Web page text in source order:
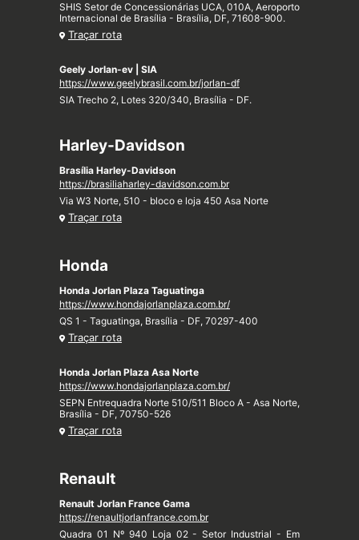
SHIS Setor de Concessionárias UCA, 010A, Aeroporto
Internacional de Brasília - Brasília, DF, 71608-900.
Traçar rota
Geely Jorlan-ev | SIA
https://www.geelybrasil.com.br/jorlan-df
SIA Trecho 2, Lotes 320/340, Brasília - DF.
Harley-Davidson
Brasília Harley-Davidson
https://brasiliaharley-davidson.com.br
Via W3 Norte, 510 - bloco e loja 450 Asa Norte
Traçar rota
Honda
Honda Jorlan Plaza Taguatinga
https://www.hondajorlanplaza.com.br/
QS 1 - Taguatinga, Brasília - DF, 70297-400
Traçar rota
Honda Jorlan Plaza Asa Norte
https://www.hondajorlanplaza.com.br/
SEPN Entrequadra Norte 510/511 Bloco A - Asa Norte,
Brasília - DF, 70750-526
Traçar rota
Renault
Renault Jorlan France Gama
https://renaultjorlanfrance.com.br
Quadra 01 Nº 940 Loja 02 - Setor Industrial - Em